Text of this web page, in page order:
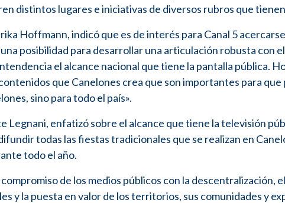
distintos lugares e iniciativas de diversos rubros que
Hoffmann, indicó que es de interés para Canal 5
una posibilidad para desarrollar una articulación robusta con
el alcance nacional que tiene la pantalla pública.
que Canelones crea que son importantes para
sino para todo el país».
Legnani, enfatizó sobre el alcance que tiene la televisión
todas las fiestas tradicionales que se realizan en
todo el año.
de los medios públicos con la descentralización,
y la puesta en valor de los territorios, sus comunidades y